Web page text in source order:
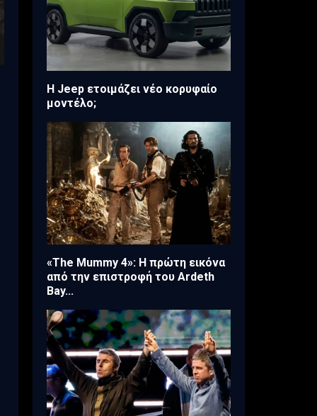
H Jeep ετοιμάζει νέο κορυφαίο
μοντέλο;
«The Mummy 4»: Η πρώτη εικόνα
από την επιστροφή του Ardeth
Bay...